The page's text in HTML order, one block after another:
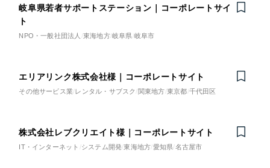
リープ・プロジェクト ／
のオフライン領域のマーケティングまでまるっと代行
採用DX支援
リープ・リクルーティング
リープ・キャリア ／人材紹介サービス
完全成功報酬型のスカウト型ハイクラス人材紹介（岐阜・愛知）
「採用強化」を目的とした採用業務代行
サイトマップ ウェブアクセシビリティ方針
製造業
医療・福祉
岐阜県若者サポートステーション｜コーポレートサイ
ト
NPO・一般社団法人 東海地方 岐阜県 岐阜市
エリアリンク株式会社様｜コーポレートサイト
その他サービス業 レンタル・サブスク 関東地方 東京都 千代田区
株式会社レブクリエイト様｜コーポレートサイト
IT・インターネット システム開発 東海地方 愛知県 名古屋市